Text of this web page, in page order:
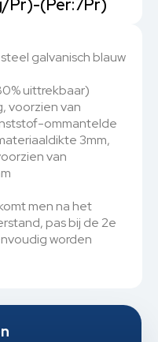
Pr)-(Per:7Pr)
galvanisch blauw
uittrekbaar)
voorzien van
ommantelde
3mm,
van
men na het
pas bij de 2e
worden